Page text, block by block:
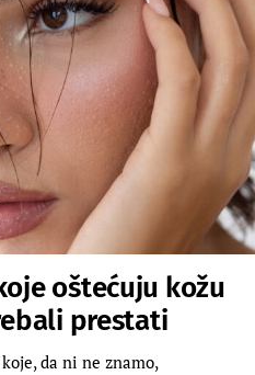
oštećuju kožu
prestati
da ni ne znamo,